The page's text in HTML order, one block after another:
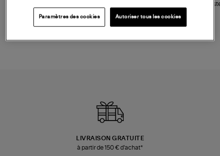
480,00 € 189,00 €
LIVRAISON GRATUITE
à partir de 150 € d'achat*
Paramètres des cookies Autoriser tous les cookies